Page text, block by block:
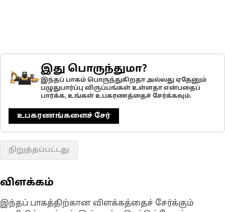
இது பொருந்துமா?
இந்தப் பாகம் பொருந்துகிறதா அல்லது ஏதேனும்
பழுதுபார்ப்பு விருப்பங்கள் உள்ளதா என்பதைப்
பார்க்க, உங்கள் உபகரணத்தைச் சேர்க்கவும்.
உபகரணங்களைச் சேர்
நிறுத்தப்பட்டது
விளக்கம்
இந்தப் பாகத்திற்கான விளக்கத்தைச் சேர்க்கும்